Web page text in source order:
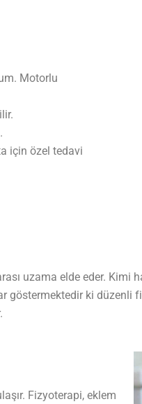
Motorlu
için özel tedavi
uzama elde eder.
göstermektedir ki
Fizyoterapi, eklem